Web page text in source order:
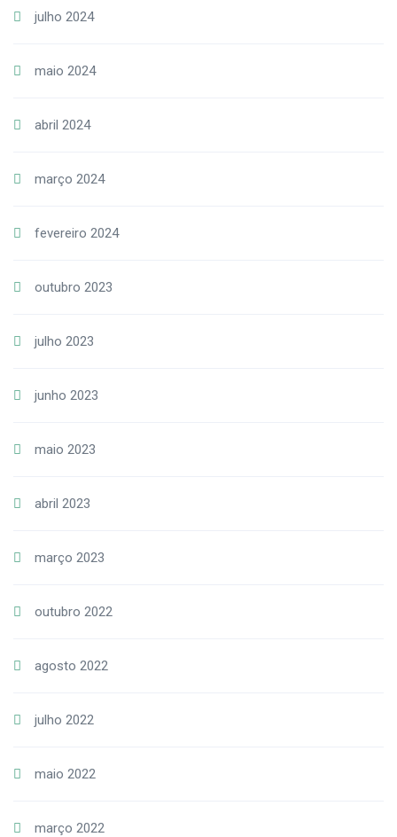
julho 2024
maio 2024
abril 2024
março 2024
fevereiro 2024
outubro 2023
julho 2023
junho 2023
maio 2023
abril 2023
março 2023
outubro 2022
agosto 2022
julho 2022
maio 2022
março 2022